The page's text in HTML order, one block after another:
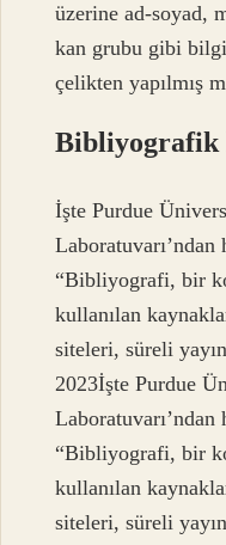
üzerine ad-soyad,
kan grubu gibi
çelikten yapılmış
Bibliyografik
İşte Purdue
“Bibliyografi, bir
kullanılan
siteleri, süreli
2023İşte Purdue
“Bibliyografi, bir
kullanılan
siteleri, süreli